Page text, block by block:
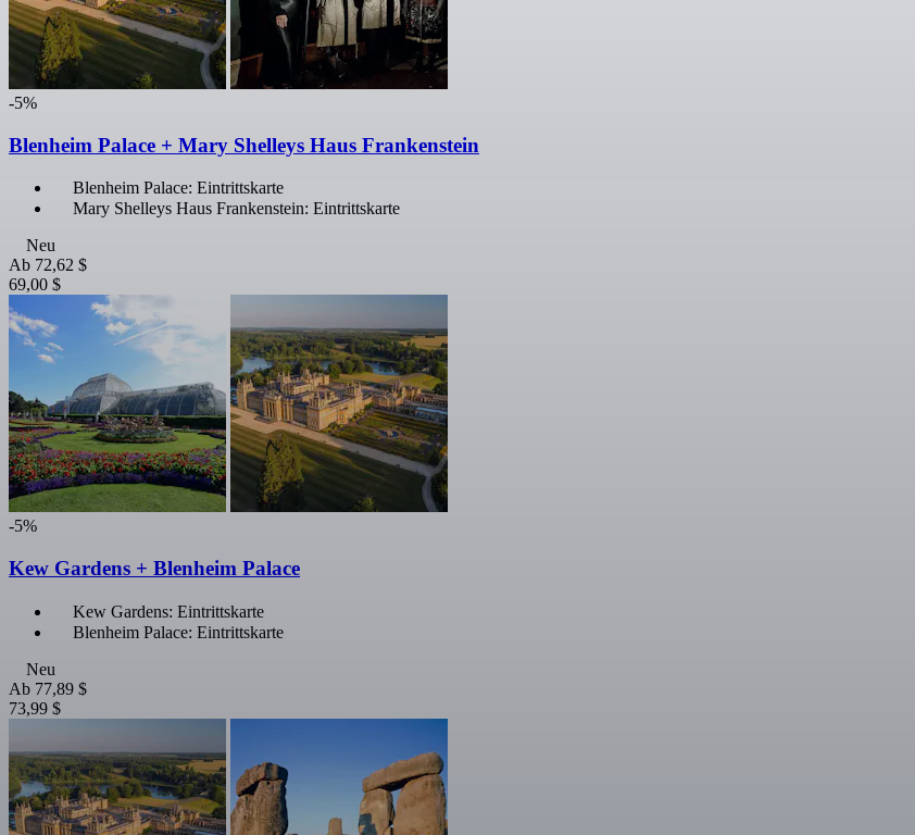
-5%
Blenheim Palace + Mary Shelleys Haus Frankenstein
Blenheim Palace: Eintrittskarte
Mary Shelleys Haus Frankenstein: Eintrittskarte
Neu
Ab 72,62 $
69,00 $
-5%
Kew Gardens + Blenheim Palace
Kew Gardens: Eintrittskarte
Blenheim Palace: Eintrittskarte
Neu
Ab 77,89 $
73,99 $